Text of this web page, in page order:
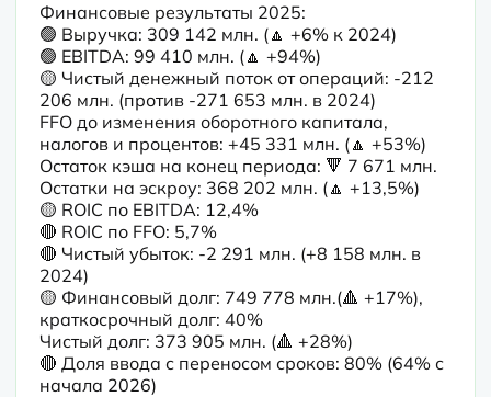
Финансовые результаты 2025:
🟢 Выручка: 309 142 млн. (🔼 +6% к 2024)
🟢 EBITDA: 99 410 млн. (🔼 +94%)
🟡 Чистый денежный поток от операций: -212
206 млн. (против -271 653 млн. в 2024)
FFO до изменения оборотного капитала,
налогов и процентов: +45 331 млн. (🔼 +53%)
Остаток кэша на конец периода: 🔻 7 671 млн.
Остатки на эскроу: 368 202 млн. (🔼 +13,5%)
🟡 ROIC по EBITDA: 12,4%
🔴 ROIC по FFO: 5,7%
🔴 Чистый убыток: -2 291 млн. (+8 158 млн. в
2024)
🟡 Финансовый долг: 749 778 млн.(🔺 +17%),
краткосрочный долг: 40%
Чистый долг: 373 905 млн. (🔺 +28%)
🔴 Доля ввода с переносом сроков: 80% (64% с
начала 2026)